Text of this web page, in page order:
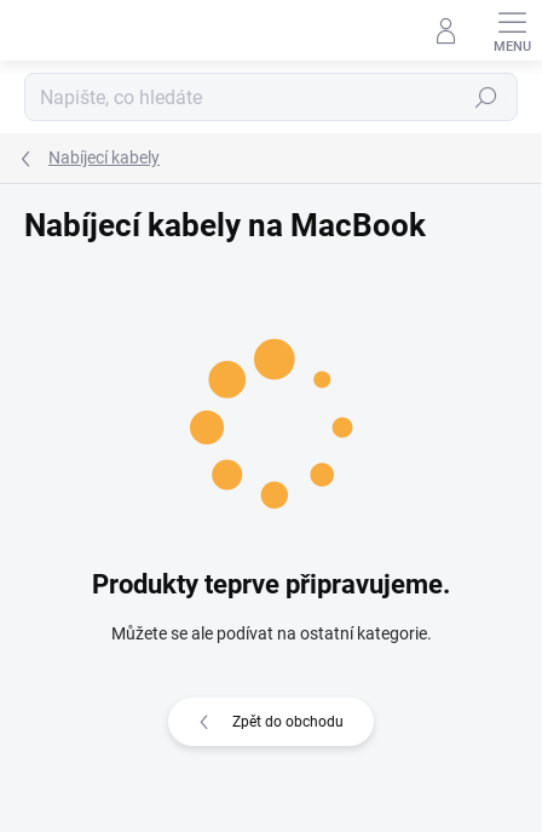
Hledat
Nabíjecí kabely
Nabíjecí kabely na MacBook
Produkty teprve připravujeme.
Můžete se ale podívat na ostatní kategorie.
Zpět do obchodu